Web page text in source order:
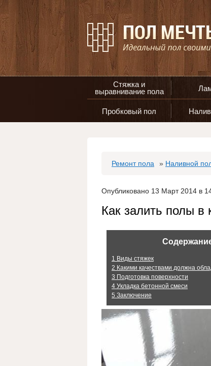
Стяжка и
выравнивание пола
Пробковый пол
Ремонт пола » Наливной
Опубликовано 13 Март 2014 в
Как залить полы в
1 Виды стяжек
2 Какими качествами должна
3 Подготовка поверхности
4 Укладка бетонной смеси
5 Заключение